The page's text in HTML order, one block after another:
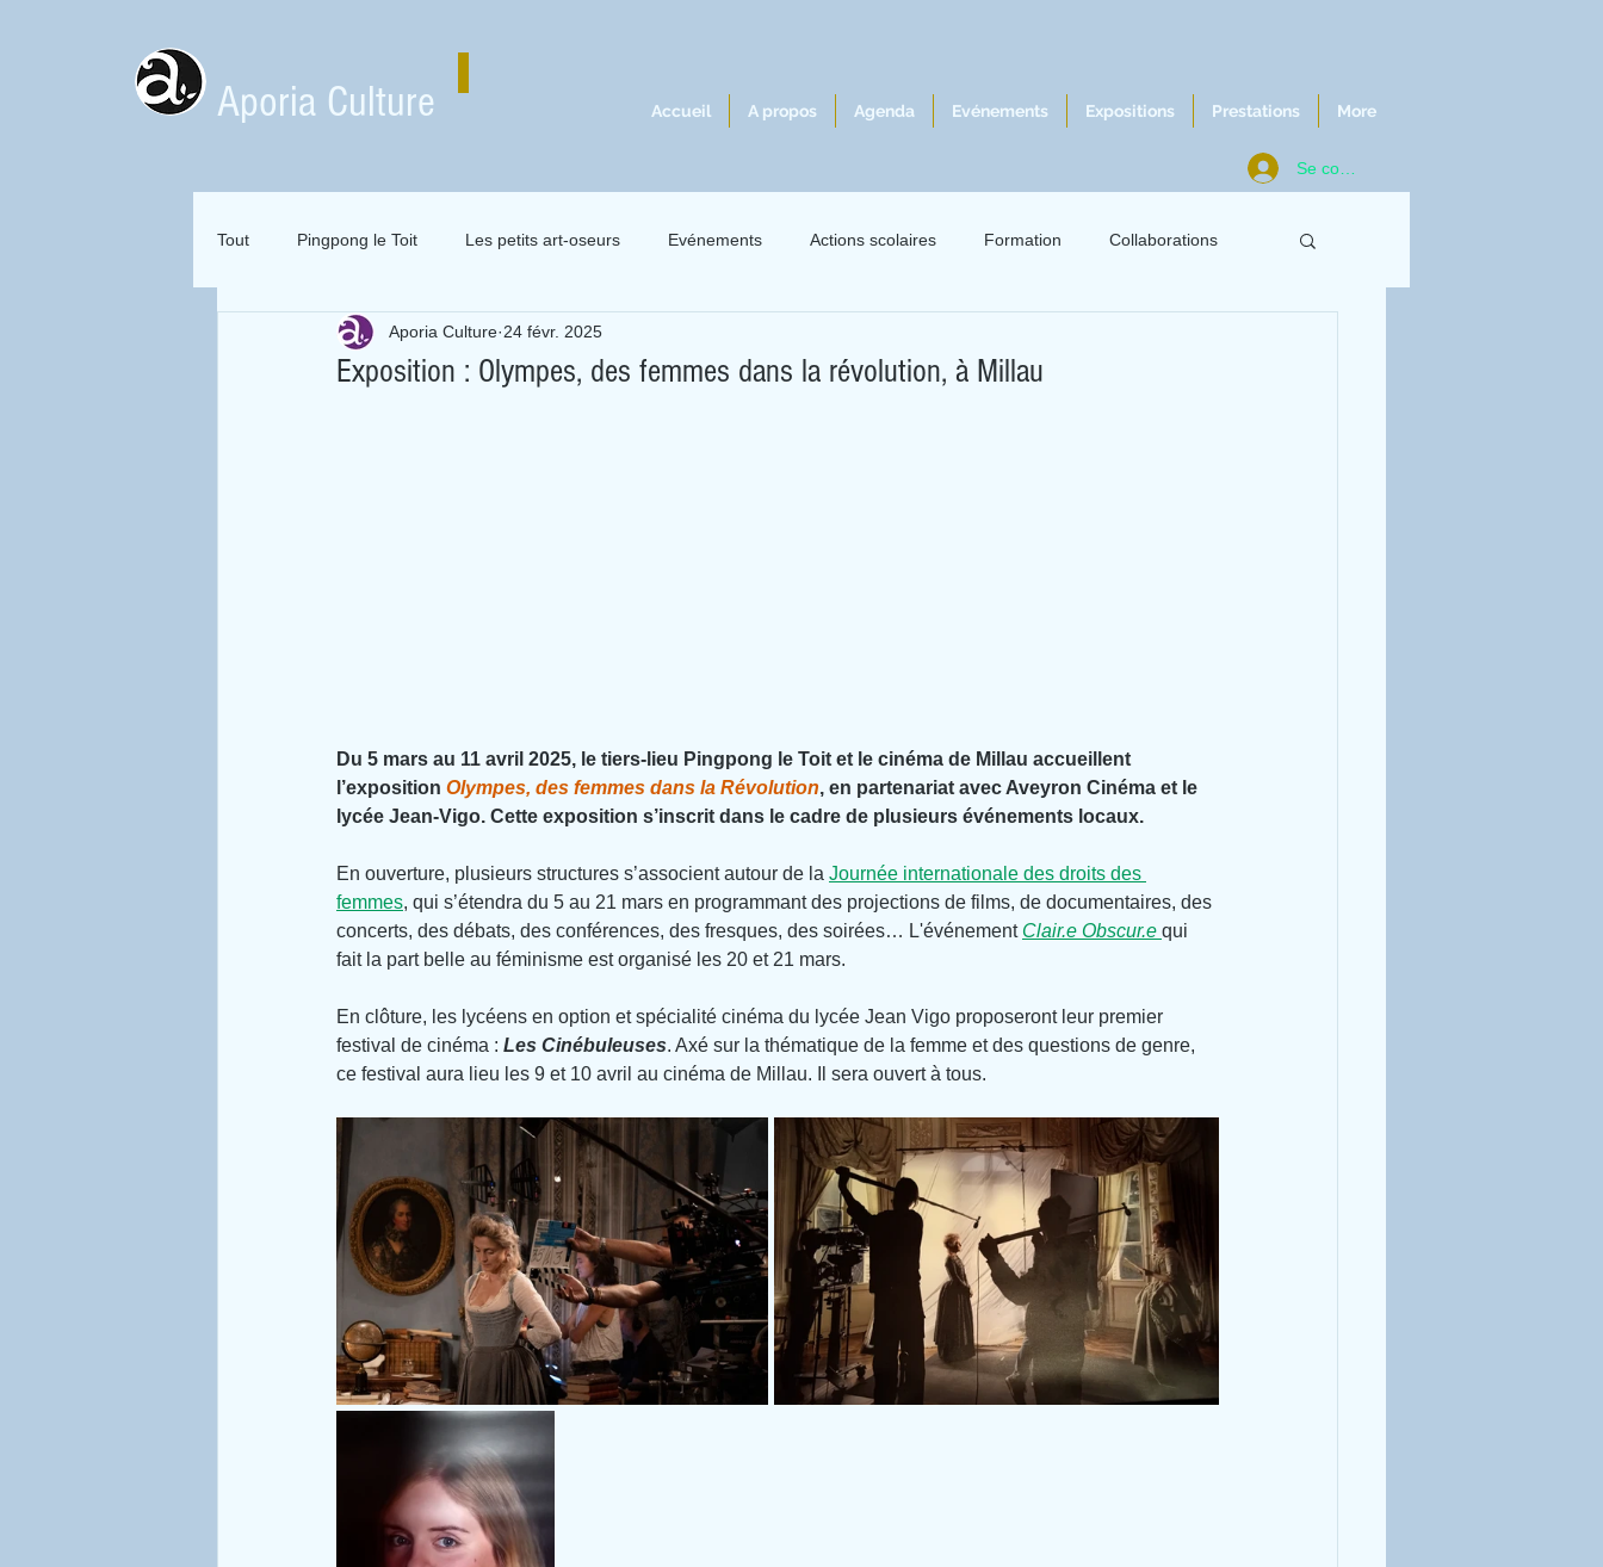
Aporia Culture Accueil A propos Agenda Evénements Expositions Prestations More
Se connecter
Tout Pingpong le Toit Les petits art-oseurs Evénements Actions scolaires Formation Collaborations
Zai Zai Zai Zai Attitude Merveilles 2021
Exposition : Olympes, des femmes dans la révolution, à Millau
Aporia Culture 24 févr. 2025
Du 5 mars au 11 avril 2025, le tiers-lieu Pingpong le Toit et le cinéma de Millau accueillent
l’exposition Olympes, des femmes dans la Révolution, en partenariat avec Aveyron Cinéma et le
lycée Jean-Vigo. Cette exposition s’inscrit dans le cadre de plusieurs événements locaux.
En ouverture, plusieurs structures s’associent autour de la Journée internationale des droits des
femmes, qui s’étendra du 5 au 21 mars en programmant des projections de films, de documentaires, des
concerts, des débats, des conférences, des fresques, des soirées… L'événement Clair.e Obscur.e qui
fait la part belle au féminisme est organisé les 20 et 21 mars.
En clôture, les lycéens en option et spécialité cinéma du lycée Jean Vigo proposeront leur premier
festival de cinéma : Les Cinébuleuses. Axé sur la thématique de la femme et des questions de genre,
ce festival aura lieu les 9 et 10 avril au cinéma de Millau. Il sera ouvert à tous.